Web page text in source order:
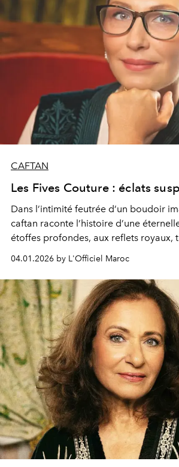
CAFTAN
Les Fives Couture : éclats
Dans l’intimité feutrée d’un boudoir
caftan raconte l’histoire d’une
étoffes profondes, aux reflets royaux,
passion contenue et les silences
ors cuivrés et soies somptueuses
secret d’une féminité souveraine,
et romantisme.
04.01.2026 by L'Officiel Maroc